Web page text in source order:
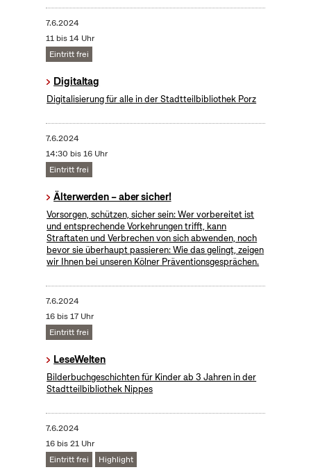
7.6.2024
11 bis 14 Uhr
Eintritt frei
Digitaltag
Digitalisierung für alle in der Stadtteilbibliothek Porz
7.6.2024
14:30 bis 16 Uhr
Eintritt frei
Älterwerden – aber sicher!
Vorsorgen, schützen, sicher sein: Wer vorbereitet ist
und entsprechende Vorkehrungen trifft, kann
Straftaten und Verbrechen von sich abwenden, noch
bevor sie überhaupt passieren: Wie das gelingt, zeigen
wir Ihnen bei unseren Kölner Präventionsgesprächen.
7.6.2024
16 bis 17 Uhr
Eintritt frei
LeseWelten
Bilderbuchgeschichten für Kinder ab 3 Jahren in der
Stadtteilbibliothek Nippes
7.6.2024
16 bis 21 Uhr
Eintritt frei
Highlight